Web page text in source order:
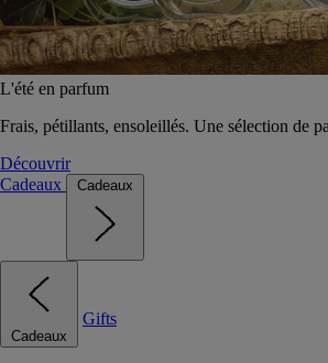
L'été en parfum
Frais, pétillants, ensoleillés. Une sélection de
Découvrir
Cadeaux
Cadeaux
Cadeaux
Gifts